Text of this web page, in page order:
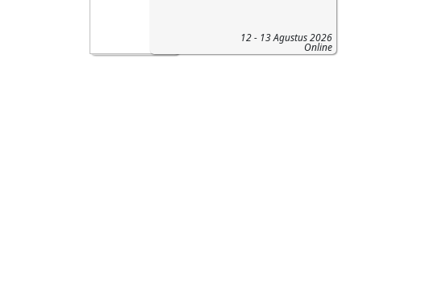
12 - 13 Agustus 2026
Online